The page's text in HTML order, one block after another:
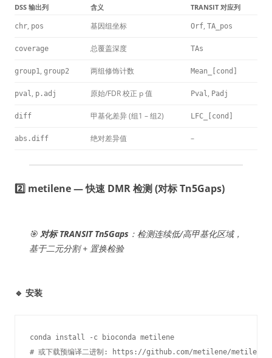
DSS 输出列 含义 TRANSIT 对应列
chr, pos 基因组坐标 Orf, TA_pos
coverage 总覆盖深度 TAs
group1, group2 两组修饰计数 Mean_[cond]
pval, p.adj 原始/FDR 校正 p 值 Pval, Padj
diff 甲基化差异 (组1 – 组2) LFC_[cond]
abs.diff 绝对差异值 –
2️⃣ metilene — 快速 DMR 检测 (对标 Tn5Gaps)
🎯 对标 TRANSIT Tn5Gaps ：检测连续低/高甲基化区域，
基于二元分割 + 置换检验
🔹 安装
conda install -c bioconda metilene
# 或下载预编译二进制: https://github.com/metilene/metilene/